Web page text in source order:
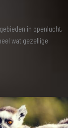
in openlucht,
wat gezellige